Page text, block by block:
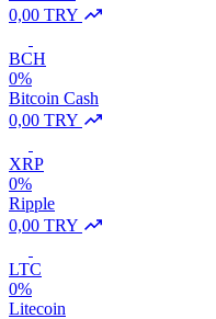
0,00 TRY
BCH
0%
Bitcoin Cash
0,00 TRY
XRP
0%
Ripple
0,00 TRY
LTC
0%
Litecoin